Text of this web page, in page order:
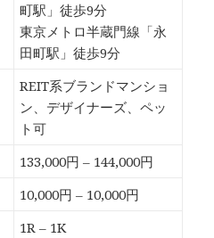
町駅」徒歩9分
東京メトロ半蔵門線「永
田町駅」徒歩9分
REIT系ブランドマンショ
ン、デザイナーズ、ペッ
ト可
133,000円 – 144,000円
10,000円 – 10,000円
1R – 1K